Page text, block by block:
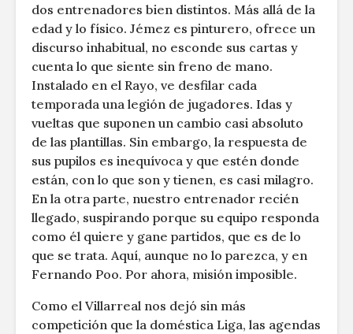
dos entrenadores bien distintos. Más allá de la
edad y lo físico. Jémez es pinturero, ofrece un
discurso inhabitual, no esconde sus cartas y
cuenta lo que siente sin freno de mano.
Instalado en el Rayo, ve desfilar cada
temporada una legión de jugadores. Idas y
vueltas que suponen un cambio casi absoluto
de las plantillas. Sin embargo, la respuesta de
sus pupilos es inequívoca y que estén donde
están, con lo que son y tienen, es casi milagro.
En la otra parte, nuestro entrenador recién
llegado, suspirando porque su equipo responda
como él quiere y gane partidos, que es de lo
que se trata. Aquí, aunque no lo parezca, y en
Fernando Poo. Por ahora, misión imposible.
Como el Villarreal nos dejó sin más
competición que la doméstica Liga, las agendas